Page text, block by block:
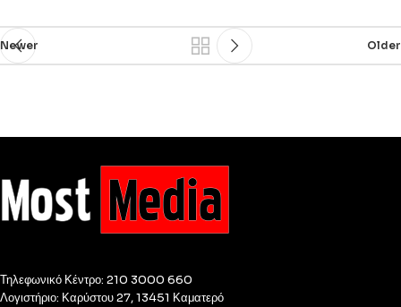
Newer Older
Τηλεφωνικό Κέντρο: 210 3000 660
Λογιστήριο: Καρύστου 27, 13451 Καματερό